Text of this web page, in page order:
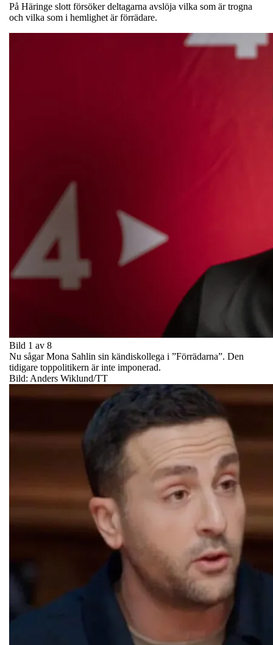
På Häringe slott försöker deltagarna avslöja vilka som är trogna
och vilka som i hemlighet är förrädare.
Bild 1 av 8
Nu sågar Mona Sahlin sin kändiskollega i ”Förrädarna”. Den
tidigare toppolitikern är inte imponerad.
Bild: Anders Wiklund/TT